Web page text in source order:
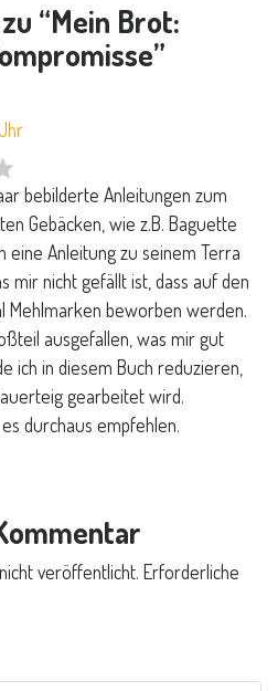
“Mein Brot:
”
bebilderte Anleitungen zum
Gebäcken, wie z.B. Baguette
eine Anleitung zu seinem Terra
mir nicht gefällt ist, dass auf den
Mehlmarken beworben werden.
ausgefallen, was mir gut
ich in diesem Buch reduzieren,
gearbeitet wird.
durchaus empfehlen.
veröffentlicht. Erforderliche